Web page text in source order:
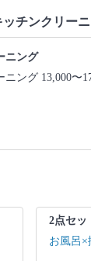
チンクリー
ニング
ニング 13,000〜
2点セッ
お風呂×